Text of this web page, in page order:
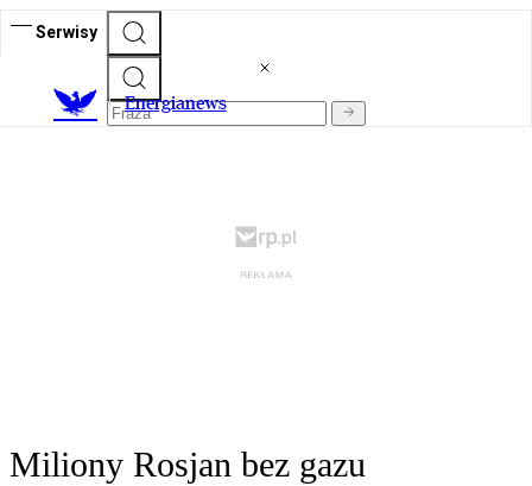
Serwisy
Energianews
Miliony Rosjan bez gazu